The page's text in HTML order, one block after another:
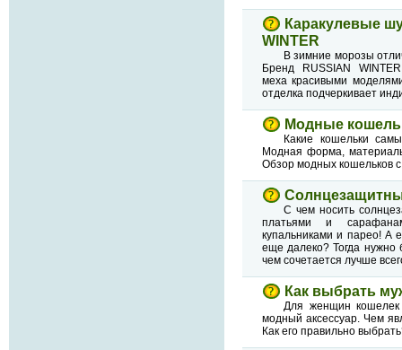
Каракулевые
WINTER
В зимние морозы
Бренд RUSSIAN
меха красивыми
отделка подчеркивает
Модные
Какие кошельки
Модная форма,
Обзор модных кошельков
С чем носить
платьями и
купальниками и парео! А
еще далеко? Тогда нужно
чем сочетается лучше
Как выбрать
Для женщин
модный аксессуар. Чем
Как его правильно